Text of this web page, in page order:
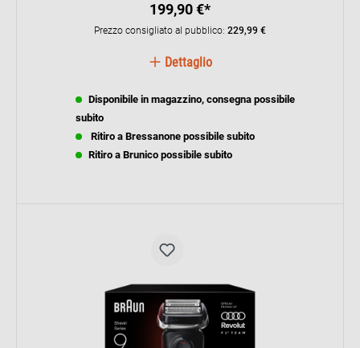
199,90 €*
Prezzo consigliato al pubblico: 229,99 €
Dettaglio
Disponibile in magazzino, consegna possibile
subito
Ritiro a Bressanone possibile subito
Ritiro a Brunico possibile subito